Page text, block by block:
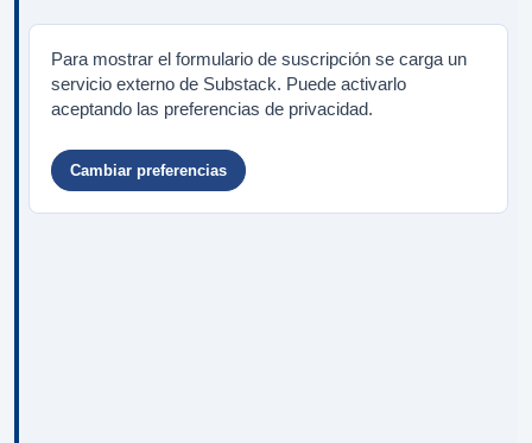
Para mostrar el formulario de suscripción se carga un
servicio externo de Substack. Puede activarlo
aceptando las preferencias de privacidad.
Cambiar preferencias